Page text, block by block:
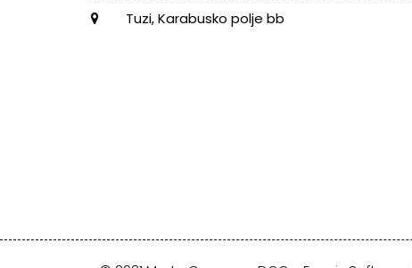
Tuzi, Karabusko polje bb